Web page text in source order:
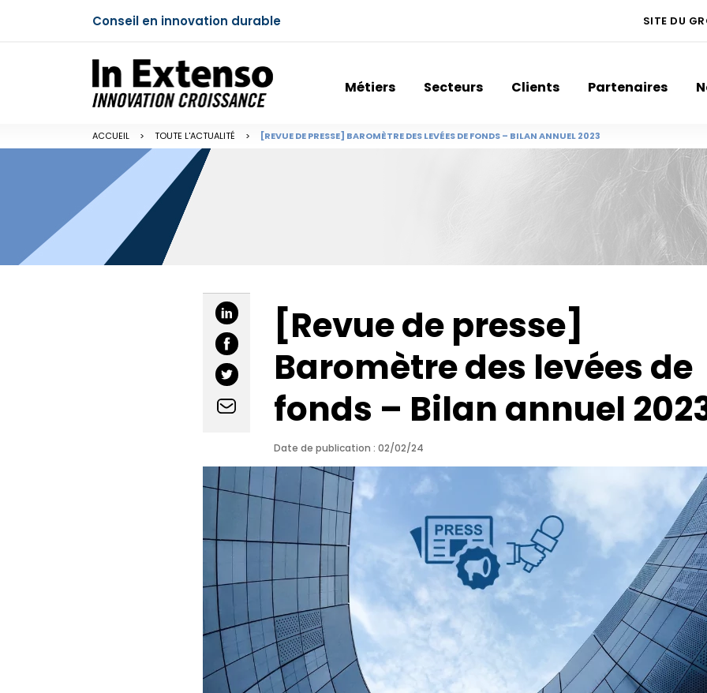
Conseil en innovation durable SITE DU
Métiers Secteurs Clients Partenaires
ACCUEIL > TOUTE L'ACTUALITÉ > [REVUE DE PRESSE] BAROMÈTRE DES LEVÉES DE FONDS – BILAN ANNUEL 2023
[Revue de presse]
Baromètre des levées de
fonds – Bilan annuel
Date de publication : 02/02/24